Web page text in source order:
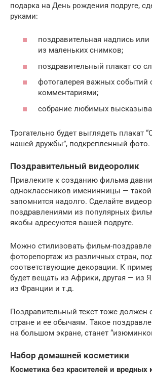
подарка на День рождения подруге,
руками:
поздравительная надпись
из маленьких снимков;
поздравительный плакат со
фотогалерея важных событий
комментариями;
собрание любимых
Трогательно будет выглядеть плакат
нашей дружбы”, подкрепленный фото.
Поздравительный видеоролик
Привлеките к созданию фильма
одноклассников именинницы —
запомнится надолго. Сделайте
поздравлениями из популярных
якобы адресуются вашей подруге.
Можно стилизовать фильм-
фоторепортаж из различных стран,
соответствующие декорации. К
будет вещать из Африки, другая — из
из Франции и т.д.
Поздравительный текст тоже должен
стране и ее обычаям. Такое
на большом экране, станет
Набор домашней косметики
Косметика без красителей и вредных